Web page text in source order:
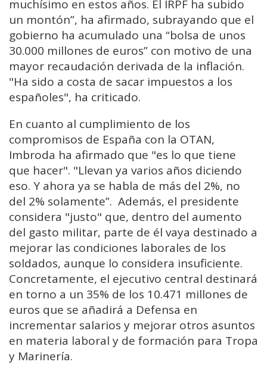
muchísimo en estos años. El IRPF ha subido
un montón”, ha afirmado, subrayando que el
gobierno ha acumulado una “bolsa de unos
30.000 millones de euros” con motivo de una
mayor recaudación derivada de la inflación.
"Ha sido a costa de sacar impuestos a los
españoles", ha criticado.
En cuanto al cumplimiento de los
compromisos de España con la OTAN,
Imbroda ha afirmado que "es lo que tiene
que hacer". "Llevan ya varios años diciendo
eso. Y ahora ya se habla de más del 2%, no
del 2% solamente”. Además, el presidente
considera "justo" que, dentro del aumento
del gasto militar, parte de él vaya destinado a
mejorar las condiciones laborales de los
soldados, aunque lo considera insuficiente.
Concretamente, el ejecutivo central destinará
en torno a un 35% de los 10.471 millones de
euros que se añadirá a Defensa en
incrementar salarios y mejorar otros asuntos
en materia laboral y de formación para Tropa
y Marinería.